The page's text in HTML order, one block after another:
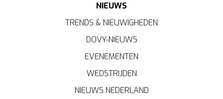
NIEUWS
TRENDS & NIEUWIGHEDEN
DOVY-NIEUWS
EVENEMENTEN
WEDSTRIJDEN
NIEUWS NEDERLAND